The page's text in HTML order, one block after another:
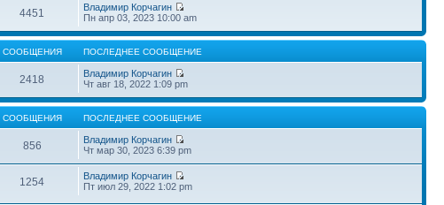
4451
Владимир Корчагин
Пн апр 03, 2023 10:00 am
СООБЩЕНИЯ ПОСЛЕДНЕЕ СООБЩЕНИЕ
2418
Владимир Корчагин
Чт авг 18, 2022 1:09 pm
СООБЩЕНИЯ ПОСЛЕДНЕЕ СООБЩЕНИЕ
856
Владимир Корчагин
Чт мар 30, 2023 6:39 pm
1254
Владимир Корчагин
Пт июл 29, 2022 1:02 pm